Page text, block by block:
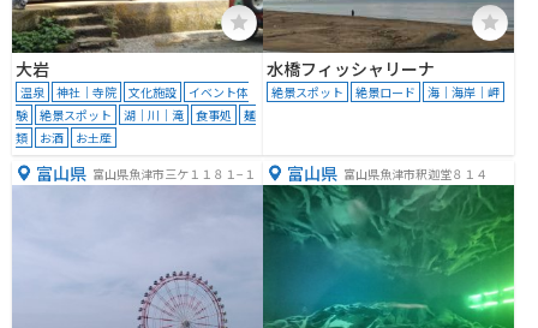
大岩
温泉 神社｜寺院 文化施設
イベント体
験
絶景スポット 湖｜川｜滝 食事処
麺
類
お酒 お土産
水橋フィッシャリーナ
絶景スポット 絶景ロード 海｜海岸｜岬
富山県 富山県魚津市三ケ１１８１−１ 富山県 富山県魚津市釈迦堂８１４